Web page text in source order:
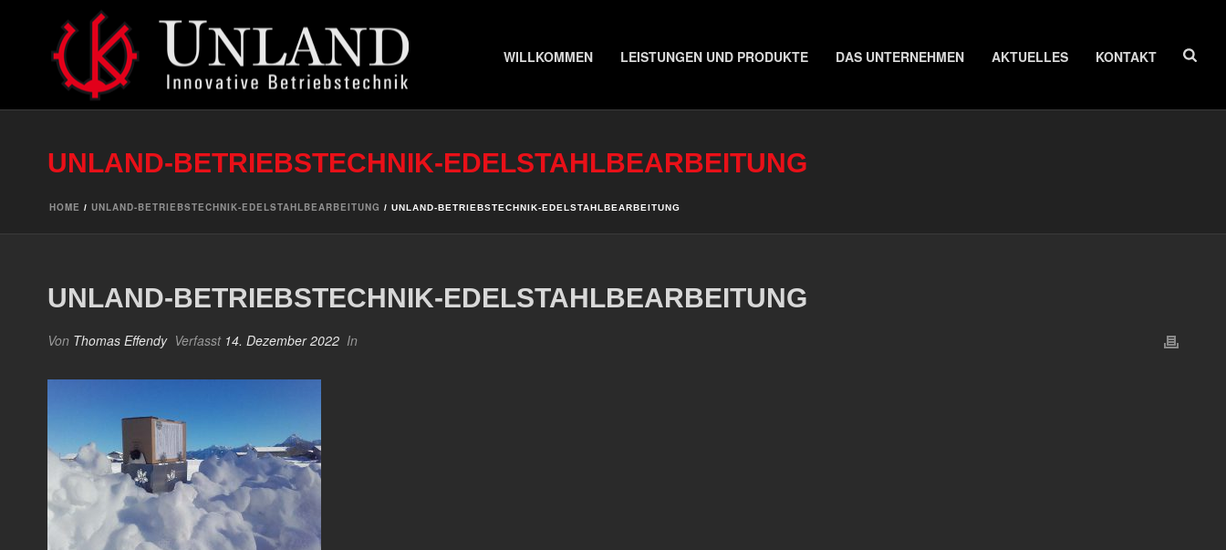
WILLKOMMEN LEISTUNGEN UND PRODUKTE DAS UNTERNEHMEN AKTUELLES KONTAKT
UNLAND-BETRIEBSTECHNIK-EDELSTAHLBEARBEITUNG
HOME / UNLAND-BETRIEBSTECHNIK-EDELSTAHLBEARBEITUNG / UNLAND-BETRIEBSTECHNIK-EDELSTAHLBEARBEITUNG
UNLAND-BETRIEBSTECHNIK-EDELSTAHLBEARBEITUNG
Von Thomas Effendy Verfasst 14. Dezember 2022 In